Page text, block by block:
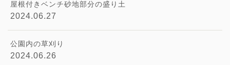
屋根付きベンチ砂地部分の盛り土
2024.06.27
公園内の草刈り
2024.06.26